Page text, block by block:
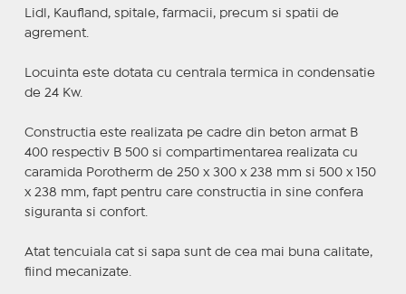
Lidl, Kaufland, spitale, farmacii, precum si spatii de
agrement.
Locuinta este dotata cu centrala termica in condensatie
de 24 Kw.
Constructia este realizata pe cadre din beton armat B
400 respectiv B 500 si compartimentarea realizata cu
caramida Porotherm de 250 x 300 x 238 mm si 500 x 150
x 238 mm, fapt pentru care constructia in sine confera
siguranta si confort.
Atat tencuiala cat si sapa sunt de cea mai buna calitate,
fiind mecanizate.